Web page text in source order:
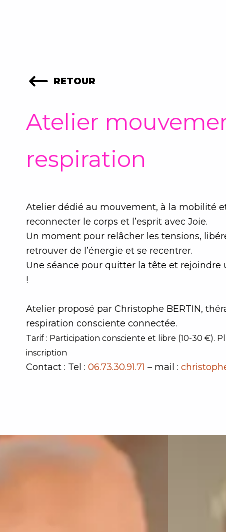
RETOUR
Atelier
respiration
Atelier dédié au mouvement, à la mobilité
reconnecter le corps et l’esprit avec Joie.
Un moment pour relâcher les tensions,
retrouver de l’énergie et se recentrer.
Une séance pour quitter la tête et rejoindre
!
Atelier proposé par Christophe BERTIN,
respiration consciente connectée.
Tarif : Participation consciente et libre (10-30 €).
inscription
Contact : Tel : 06.73.30.91.71 – mail :